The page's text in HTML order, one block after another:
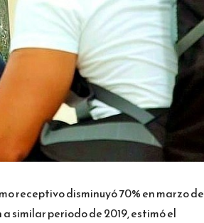
receptivo disminuyó 70% en marzo de
similar periodo de 2019, estimó el